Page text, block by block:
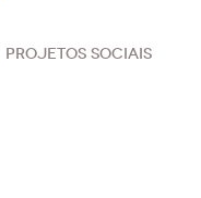
PROJETOS SOCIAIS